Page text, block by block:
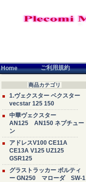
Home ご利用規約
商品カテゴリ
1.ヴェクスター ベクスター
vecstar 125 150
中華ヴェクスター
AN125 AN150 ネプチュー
ン
アドレスV100 CE11A
CE13A V125 UZ125
GSR125
グラストラッカー ボルティ
ー GN250 マローダ SW-1